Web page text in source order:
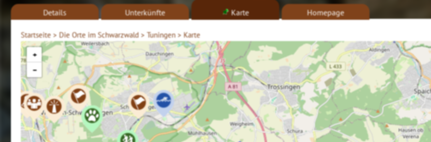
Startseite > Die Orte im Schwarzwald > Tuningen > Karte
Details Unterkünfte Karte Homepage
+
−